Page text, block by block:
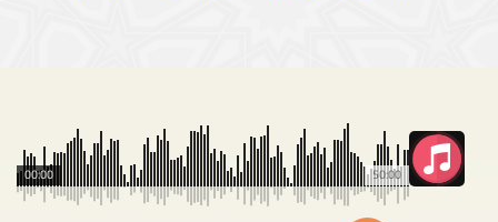
50:00
00:00